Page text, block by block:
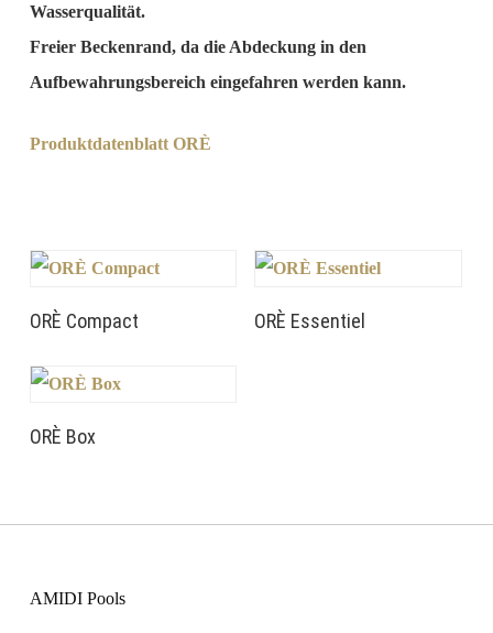
Wasserqualität.
Freier Beckenrand, da die Abdeckung in den
Aufbewahrungsbereich eingefahren werden kann.
Produktdatenblatt ORÈ
ORÈ Compact ORÈ Essentiel
ORÈ Box
AMIDI Pools